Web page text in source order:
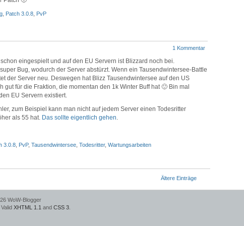
Patch 3.0.8 PvP
1 Kommentar
eingespielt und auf den EU Servern ist Blizzard noch bei.
Bug, wodurch der Server abstürzt. Wenn ein Tausendwintersee-Battle
der Server neu. Deswegen hat Blizz Tausendwintersee auf den US
gut für die Fraktion, die momentan den 1k Winter Buff hat 🙂 Bin mal
EU Servern existiert.
zum Beispiel kann man nicht auf jedem Server einen Todesritter
als 55 hat. Das sollte eigentlich gehen.
3.0.8 PvP, Tausendwintersee Todesritter, Wartungsarbeiten
Ältere Einträge
WoW-Blogger
. Valid XHTML 1.1 and CSS 3